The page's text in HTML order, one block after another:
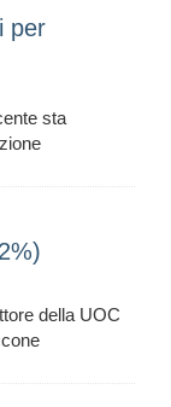
per
sta
della UOC